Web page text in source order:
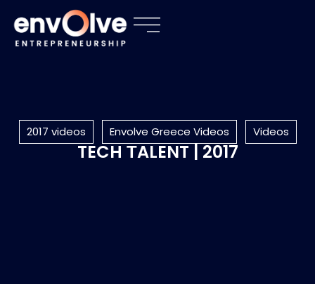
2017 videos Envolve Greece Videos Videos
TECH ΤALENT | 2017